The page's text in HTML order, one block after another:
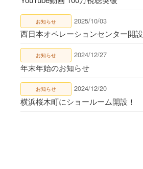
お知らせ 2025/10/03
西日本オペレーションセンター開設
お知らせ 2024/12/27
年末年始のお知らせ
お知らせ 2024/12/20
横浜桜木町にショールーム開設！